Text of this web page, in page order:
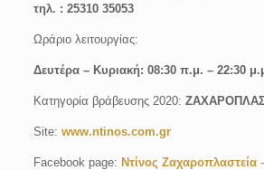
τηλ. : 25310 35053
Ωράριο λειτουργίας:
Δευτέρα – Κυριακή: 08:30 π.μ. – 22:30
Κατηγορία βράβευσης 2020:
Site: www.ntinos.com.gr
Facebook page: Ντίνος Ζαχαροπλαστεία